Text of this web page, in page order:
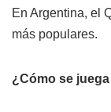
En Argentina, el
más populares.
¿Cómo se